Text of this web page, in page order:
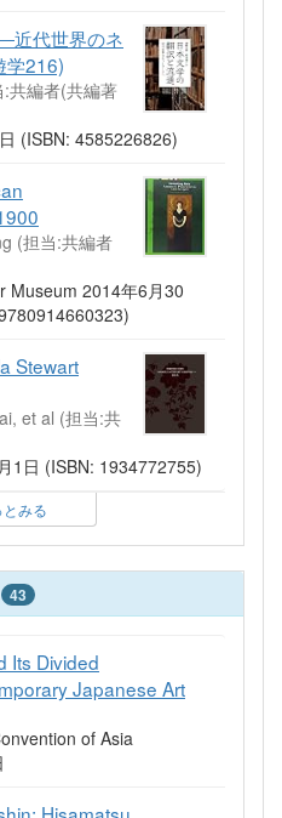
近代世界のネ
学216)
共編者(共編著
(ISBN: 4585226826)
(担当:共編者
Museum 2014年6月30
Stewart
et al (担当:共
1日 (ISBN: 1934772755)
とみる
43
Its Divided
Japanese Art
of Asia
Hisamatsu